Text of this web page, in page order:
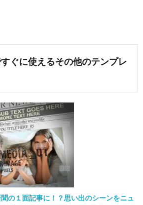
ぐに使えるその他のテンプレ
の１面記事に！？思い出のシーンをニュ